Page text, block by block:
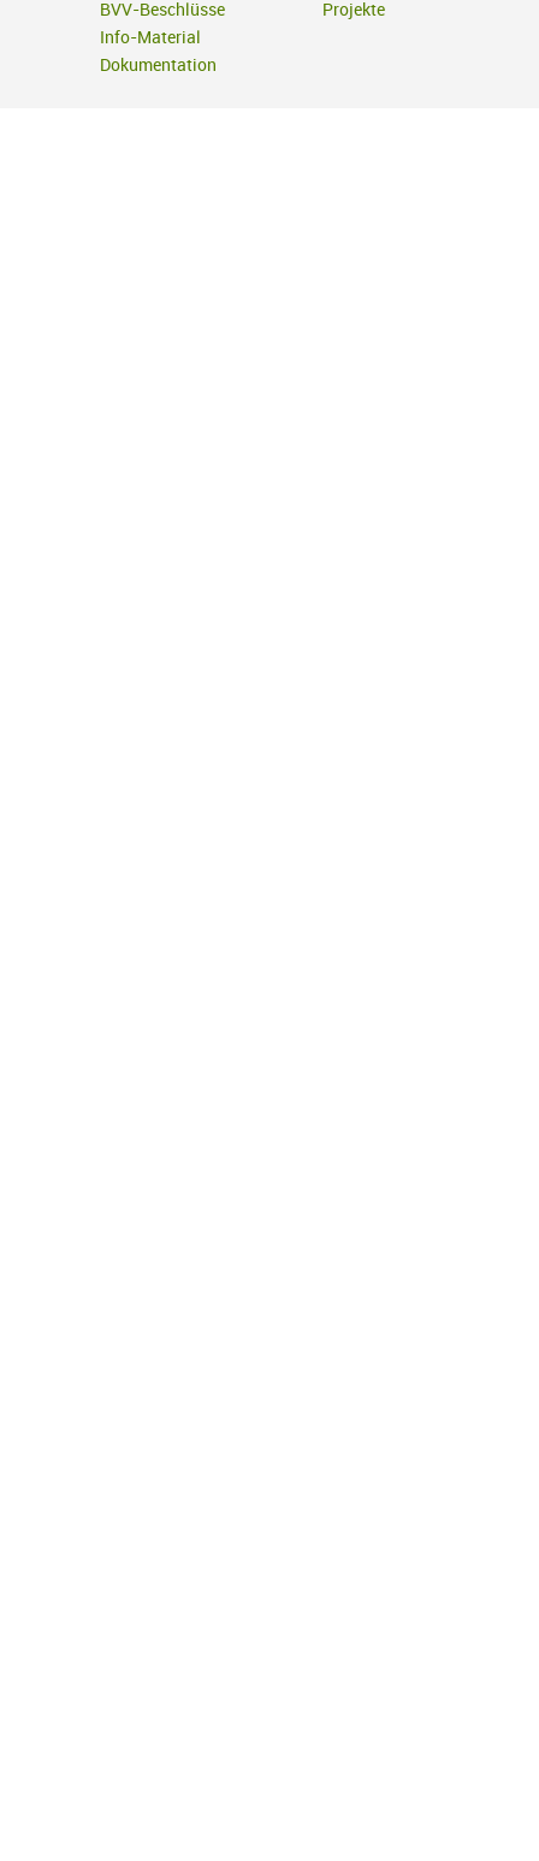
BVV-Beschlüsse
Info-Material
Dokumentation
Projekte